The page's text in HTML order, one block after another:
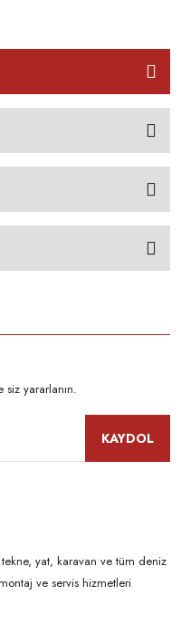
yararlanın.
KAYDOL
yat, karavan ve tüm deniz
ve servis hizmetleri